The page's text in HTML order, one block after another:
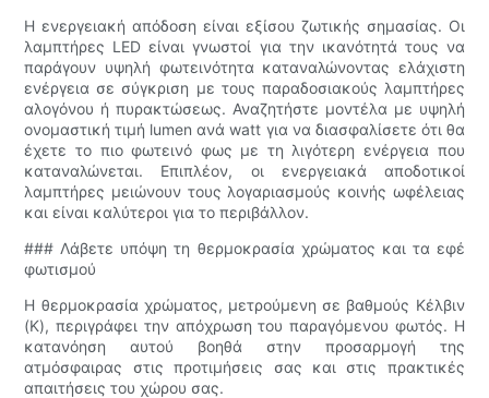
Η ενεργειακή απόδοση είναι εξίσου ζωτικής σημασίας. Οι
λαμπτήρες LED είναι γνωστοί για την ικανότητά τους να
παράγουν υψηλή φωτεινότητα καταναλώνοντας ελάχιστη
ενέργεια σε σύγκριση με τους παραδοσιακούς λαμπτήρες
αλογόνου ή πυρακτώσεως. Αναζητήστε μοντέλα με υψηλή
ονομαστική τιμή lumen ανά watt για να διασφαλίσετε ότι θα
έχετε το πιο φωτεινό φως με τη λιγότερη ενέργεια που
καταναλώνεται. Επιπλέον, οι ενεργειακά αποδοτικοί
λαμπτήρες μειώνουν τους λογαριασμούς κοινής ωφέλειας
και είναι καλύτεροι για το περιβάλλον.
### Λάβετε υπόψη τη θερμοκρασία χρώματος και τα εφέ
φωτισμού
Η θερμοκρασία χρώματος, μετρούμενη σε βαθμούς Κέλβιν
(K), περιγράφει την απόχρωση του παραγόμενου φωτός. Η
κατανόηση αυτού βοηθά στην προσαρμογή της
ατμόσφαιρας στις προτιμήσεις σας και στις πρακτικές
απαιτήσεις του χώρου σας.